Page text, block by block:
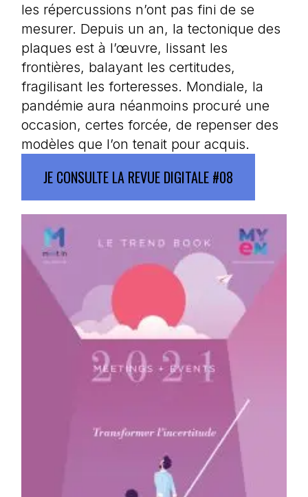
les répercussions n’ont pas fini de se
mesurer. Depuis un an, la tectonique des
plaques est à l’œuvre, lissant les
frontières, balayant les certitudes,
fragilisant les forteresses. Mondiale, la
pandémie aura néanmoins procuré une
occasion, certes forcée, de repenser des
modèles que l’on tenait pour acquis.
JE CONSULTE LA REVUE DIGITALE #08